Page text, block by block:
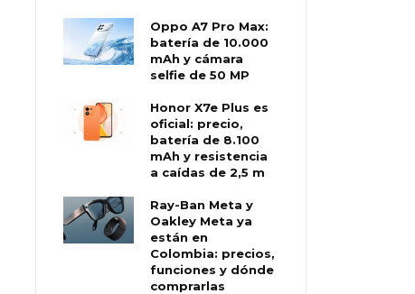
Oppo A7 Pro Max:
batería de 10.000
mAh y cámara
selfie de 50 MP
Honor X7e Plus es
oficial: precio,
batería de 8.100
mAh y resistencia
a caídas de 2,5 m
Ray-Ban Meta y
Oakley Meta ya
están en
Colombia: precios,
funciones y dónde
comprarlas